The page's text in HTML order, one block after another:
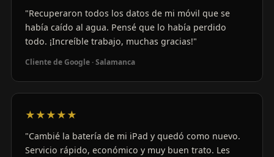
"Recuperaron todos los datos de mi móvil que se
había caído al agua. Pensé que lo había perdido
todo. ¡Increíble trabajo, muchas gracias!"
Cliente de Google · Salamanca
★★★★★
"Cambié la batería de mi iPad y quedó como nuevo.
Servicio rápido, económico y muy buen trato. Les